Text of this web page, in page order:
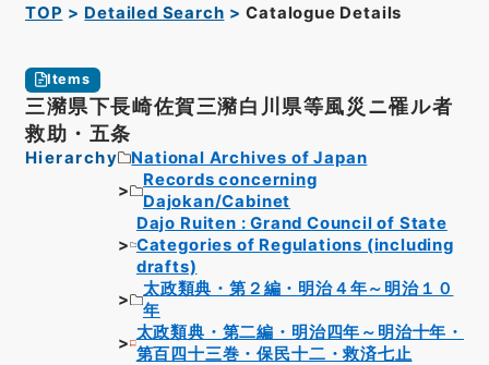
TOP Detailed Search Catalogue Details
Items
三瀦県下長崎佐賀三瀦白川県等風災ニ罹ル者
救助・五条
Hierarchy
National Archives of Japan
Records concerning
Dajokan/Cabinet
Dajo Ruiten : Grand Council of State
Categories of Regulations (including
drafts)
太政類典・第２編・明治４年～明治１０
年
太政類典・第二編・明治四年～明治十年・
第百四十三巻・保民十二・救済七止